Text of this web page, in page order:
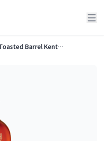
Elijah Craig Toasted Barrel Kentucky Straight Bourbon Whiskey